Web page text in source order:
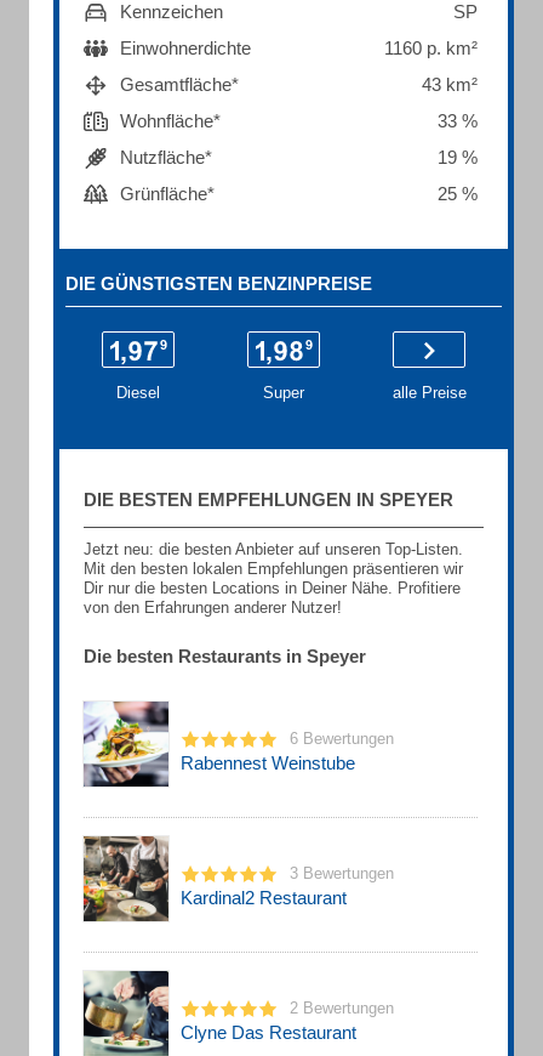
Kennzeichen
SP
Einwohnerdichte
1160 p. km²
Gesamtfläche*
43 km²
Wohnfläche*
33 %
Nutzfläche*
19 %
Grünfläche*
25 %
DIE GÜNSTIGSTEN BENZINPREISE
Diesel Super alle Preise
DIE BESTEN EMPFEHLUNGEN IN SPEYER
Jetzt neu: die besten Anbieter auf unseren Top-Listen.
Mit den besten lokalen Empfehlungen präsentieren wir
Dir nur die besten Locations in Deiner Nähe. Profitiere
von den Erfahrungen anderer Nutzer!
Die besten Restaurants in Speyer
6 Bewertungen
Rabennest Weinstube
3 Bewertungen
Kardinal2 Restaurant
2 Bewertungen
Clyne Das Restaurant